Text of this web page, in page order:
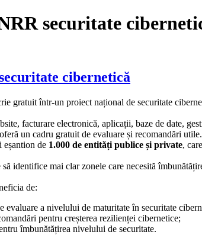
securitate
cibernetică
gratuit într-un proiect național de securitate
facturare electronică, aplicații, baze de date,
un cadru gratuit de evaluare și recomandări utile.
eșantion de 1.000 de entități publice și private,
identifice mai clar zonele care necesită
de:
evaluare a nivelului de maturitate în securitate
pentru creșterea rezilienței cibernetice;
îmbunătățirea nivelului de securitate.